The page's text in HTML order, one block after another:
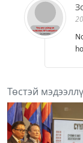
Төстэй